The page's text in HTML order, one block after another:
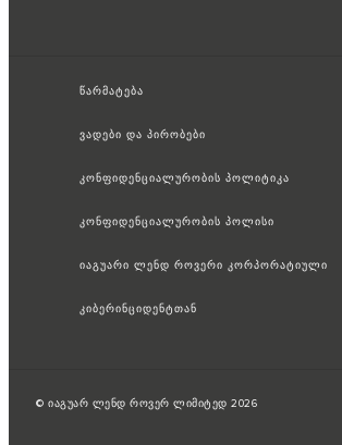
წარმატება
ვადები და პირობები
კონფიდენციალურობის პოლიტიკა
კონფიდენციალურობის პოლისი
იაგუარი ლენდ როვერი კორპორატიული
კიბერინციდენტთან
© იაგუარ ლენდ როვერ ლიმიტედ 2026